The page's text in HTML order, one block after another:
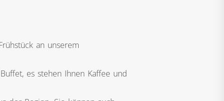
an unserem
es stehen Ihnen Kaffee und